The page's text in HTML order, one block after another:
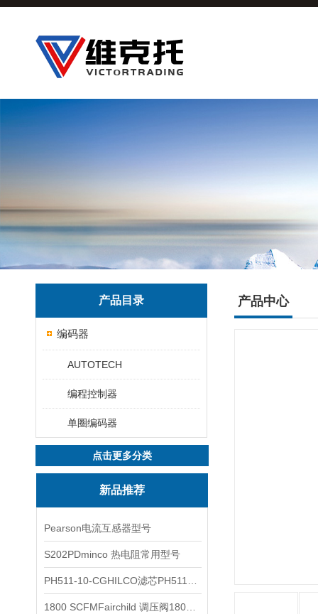
产品目录
编码器
AUTOTECH
编程控制器
单圈编码器
点击更多分类
新品推荐
Pearson电流互感器型号
S202PDminco 热电阻常用型号
产品中心